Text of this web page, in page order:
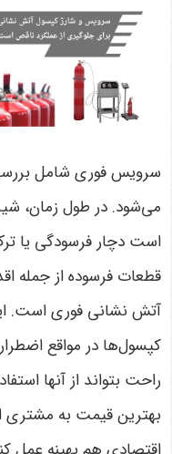
سرویس فوری شامل
می‌شود. در طول زمان،
است دچار فرسودگی یا
قطعات فرسوده از جمله
آتش نشانی فوری است.
کپسول‌ها در مواقع
راحت بتواند از آنها
بهترین قیمت به مشتری